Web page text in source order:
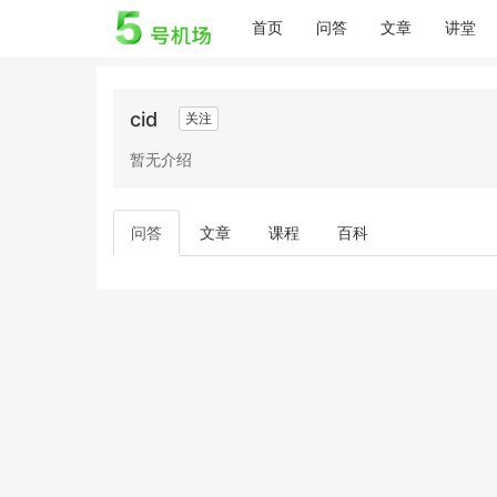
首页(current)
问答 文章 讲堂
cid 关注
暂无介绍
问答 文章 课程 百科